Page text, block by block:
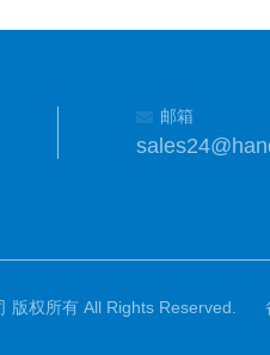
邮箱
权所有 All Rights Reserved.